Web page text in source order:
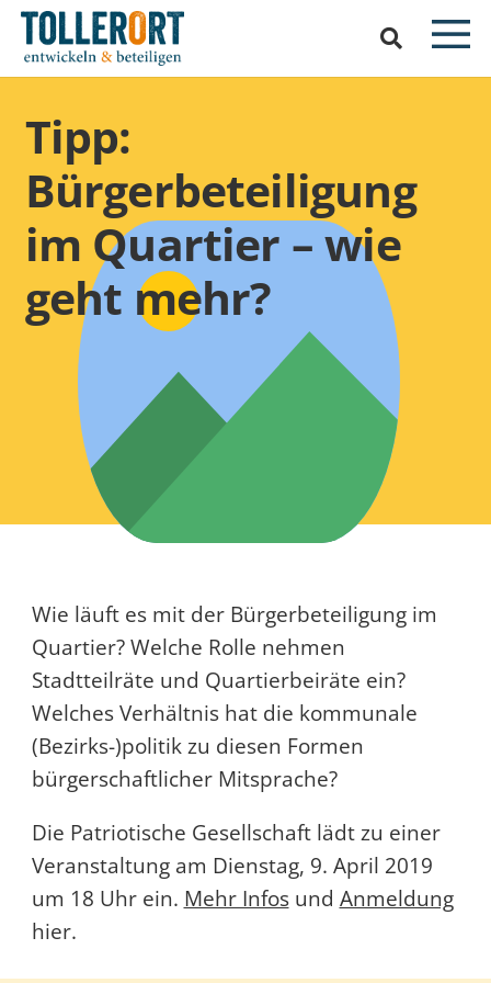
Tipp:
Bürgerbeteiligung
im Quartier – wie
geht mehr?
Wie läuft es mit der Bürgerbeteiligung im
Quartier? Welche Rolle nehmen
Stadtteilräte und Quartierbeiräte ein?
Welches Verhältnis hat die kommunale
(Bezirks-)politik zu diesen Formen
bürgerschaftlicher Mitsprache?
Die Patriotische Gesellschaft lädt zu einer
Veranstaltung am Dienstag, 9. April 2019
um 18 Uhr ein. Mehr Infosund Anmeldung
hier.